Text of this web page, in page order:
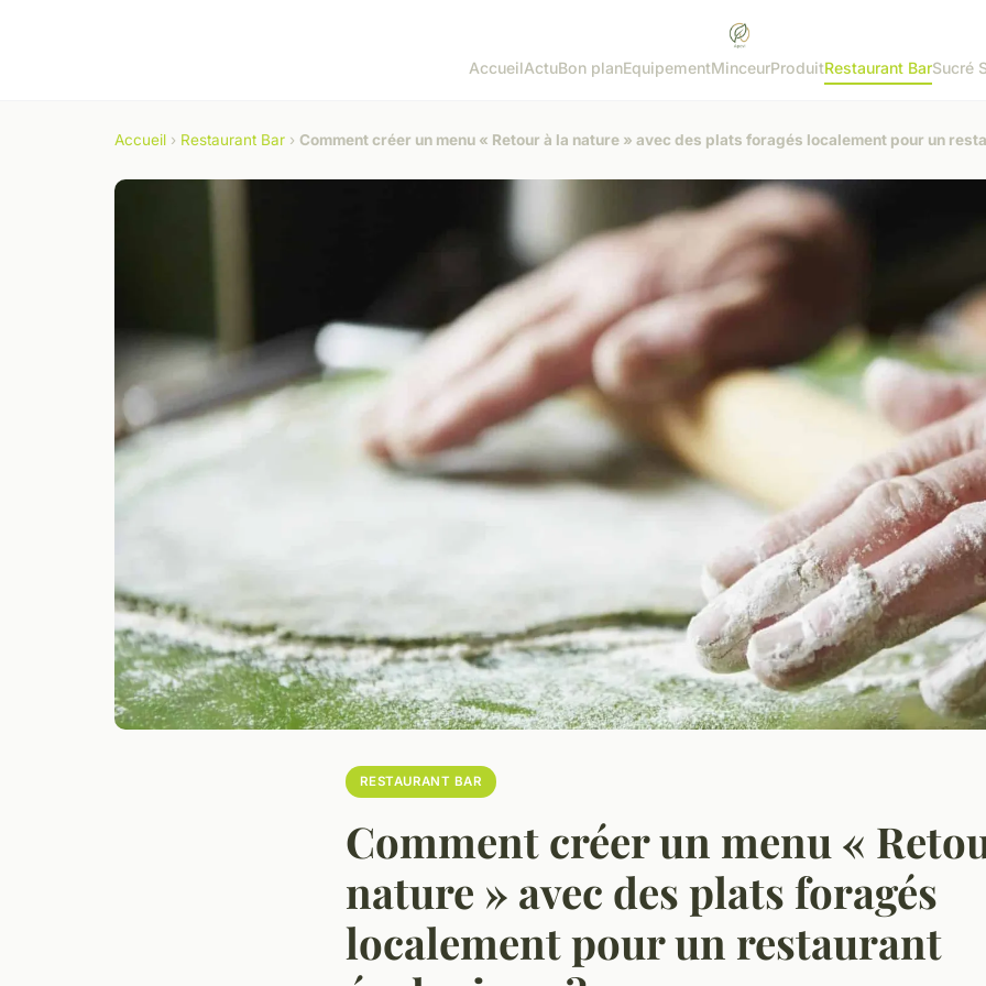
AccueilActuBon planEquipementMinceurProduitRestaurant BarSucré
Accueil › Restaurant Bar › Comment créer un menu « Retour à la nature » avec des plats foragés localement pour un
RESTAURANT BAR
Comment créer un menu «
nature » avec des plats foragés
localement pour un restaurant